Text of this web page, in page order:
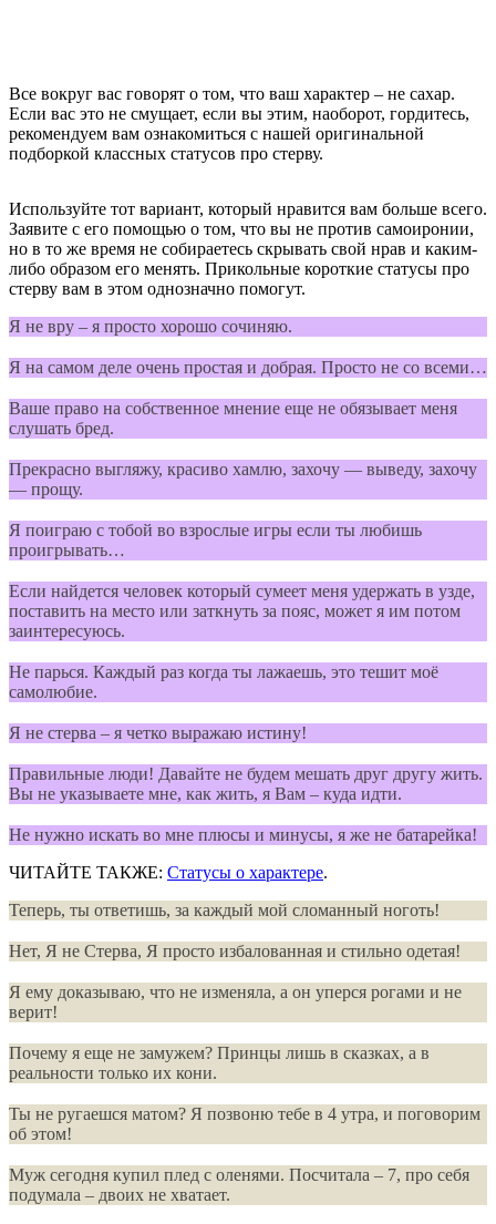
Все вокруг вас говорят о том, что ваш характер – не сахар.
Если вас это не смущает, если вы этим, наоборот, гордитесь,
рекомендуем вам ознакомиться с нашей оригинальной
подборкой классных статусов про стерву.
Используйте тот вариант, который нравится вам больше всего.
Заявите с его помощью о том, что вы не против самоиронии,
но в то же время не собираетесь скрывать свой нрав и каким-
либо образом его менять. Прикольные короткие статусы про
стерву вам в этом однозначно помогут.
Я не вру – я просто хорошо сочиняю.
Я на самом деле очень простая и добрая. Просто не со всеми…
Ваше право на собственное мнение еще не обязывает меня
слушать бред.
Прекрасно выгляжу, красиво хамлю, захочу — выведу, захочу
— прощу.
Я поиграю с тобой во взрослые игры если ты любишь
проигрывать…
Если найдется человек который сумеет меня удержать в узде,
поставить на место или заткнуть за пояс, может я им потом
заинтересуюсь.
Не парься. Каждый раз когда ты лажаешь, это тешит моё
самолюбие.
Я не стерва – я четко выражаю истину!
Правильные люди! Давайте не будем мешать друг другу жить.
Вы не указываете мне, как жить, я Вам – куда идти.
Не нужно искать во мне плюсы и минусы, я же не батарейка!
ЧИТАЙТЕ ТАКЖЕ: Статусы о характере.
Теперь, ты ответишь, за каждый мой сломанный ноготь!
Нет, Я не Стерва, Я просто избалованная и стильно одетая!
Я ему доказываю, что не изменяла, а он уперся рогами и не
верит!
Почему я еще не замужем? Принцы лишь в сказках, а в
реальности только их кони.
Ты не ругаешся матом? Я позвоню тебе в 4 утра, и поговорим
об этом!
Муж сегодня купил плед с оленями. Посчитала – 7, про себя
подумала – двоих не хватает.